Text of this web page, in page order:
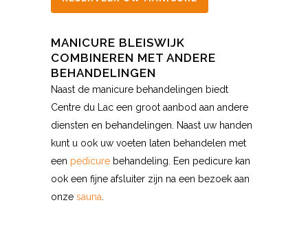
MANICURE BLEISWIJK
COMBINEREN MET ANDERE
BEHANDELINGEN
Naast de manicure behandelingen biedt
Centre du Lac een groot aanbod aan andere
diensten en behandelingen. Naast uw handen
kunt u ook uw voeten laten behandelen met
een pedicure behandeling. Een pedicure kan
ook een fijne afsluiter zijn na een bezoek aan
onze sauna